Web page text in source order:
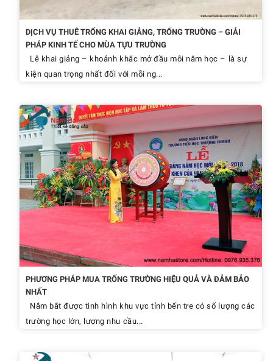
DỊCH VỤ THUÊ TRỐNG KHAI GIẢNG, TRỐNG TRƯỜNG – GIẢI
PHÁP KINH TẾ CHO MÙA TỰU TRƯỜNG
Lễ khai giảng – khoảnh khắc mở đầu mỗi năm học – là sự
kiện quan trọng nhất đối với mỗi ng...
PHƯƠNG PHÁP MUA TRỐNG TRƯỜNG HIỆU QUẢ VÀ ĐẢM BẢO
NHẤT
Nắm bắt được tình hình khu vực tỉnh bến tre có số lượng các
trường học lớn, lượng nhu cầu...